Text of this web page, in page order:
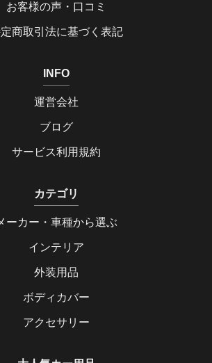
お客様の声・口コミ
商取引法に基づく表記
INFO
運営会社
ブログ
サービス利用規約
カテゴリ
ーカー・車種から選ぶ
インテリア
外装用品
ボディカバー
アクセサリー